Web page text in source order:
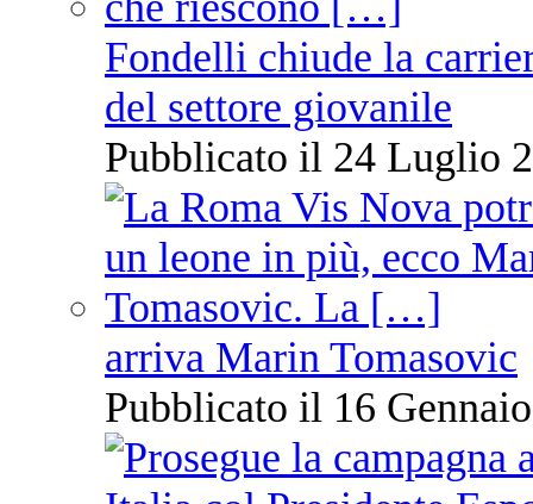
Fondelli chiude la
del settore giovanile
Pubblicato il 24 Luglio
arriva Marin Tomasovic
Pubblicato il 16